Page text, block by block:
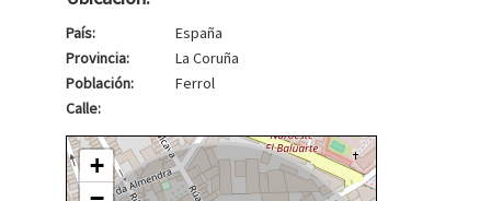
País:
España
Provincia:
La Coruña
Población:
Ferrol
Calle:
+